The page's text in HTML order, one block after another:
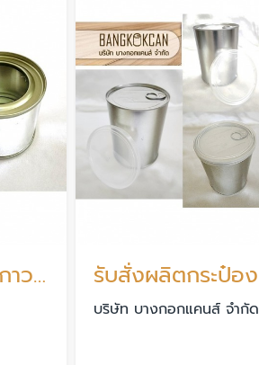
โรงงานผลิตกระป๋องกาว ราคา
บริษัท บางกอกแคนส์ จำกัด